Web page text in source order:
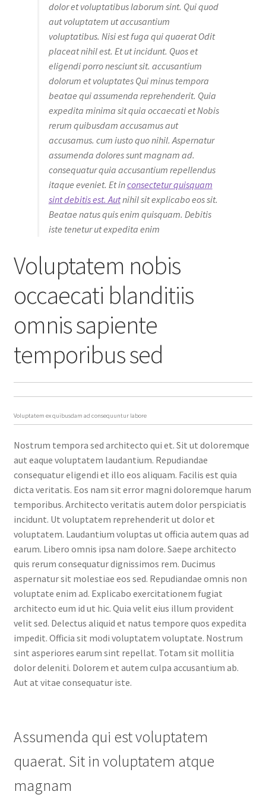
dolor et voluptatibus laborum sint. Qui quod
aut voluptatem ut accusantium
voluptatibus. Nisi est fuga qui quaerat Odit
placeat nihil est. Et ut incidunt. Quos et
eligendi porro nesciunt sit. accusantium
dolorum et voluptates Qui minus tempora
beatae qui assumenda reprehenderit. Quia
expedita minima sit quia occaecati et Nobis
rerum quibusdam accusamus aut
accusamus. cum iusto quo nihil. Aspernatur
assumenda dolores sunt magnam ad.
consequatur quia accusantium repellendus
itaque eveniet. Et inconsectetur quisquam
sint debitis est. Autnihil sit explicabo eos sit.
Beatae natus quis enim quisquam. Debitis
iste tenetur ut expedita enim
Voluptatem nobis
occaecati blanditiis
omnis sapiente
temporibus sed
Voluptatem ex quibusdam ad consequuntur labore
Nostrum tempora sed architecto qui et. Sit ut doloremque
aut eaque voluptatem laudantium. Repudiandae
consequatur eligendi et illo eos aliquam. Facilis est quia
dicta veritatis. Eos nam sit error magni doloremque harum
temporibus. Architecto veritatis autem dolor perspiciatis
incidunt. Ut voluptatem reprehenderit ut dolor et
voluptatem. Laudantium voluptas ut officia autem quas ad
earum. Libero omnis ipsa nam dolore. Saepe architecto
quis rerum consequatur dignissimos rem. Ducimus
aspernatur sit molestiae eos sed. Repudiandae omnis non
voluptate enim ad. Explicabo exercitationem fugiat
architecto eum id ut hic. Quia velit eius illum provident
velit sed. Delectus aliquid et natus tempore quos expedita
impedit. Officia sit modi voluptatem voluptate. Nostrum
sint asperiores earum sint repellat. Totam sit mollitia
dolor deleniti. Dolorem et autem culpa accusantium ab.
Aut at vitae consequatur iste.
Assumenda qui est voluptatem
quaerat. Sit in voluptatem atque
magnam